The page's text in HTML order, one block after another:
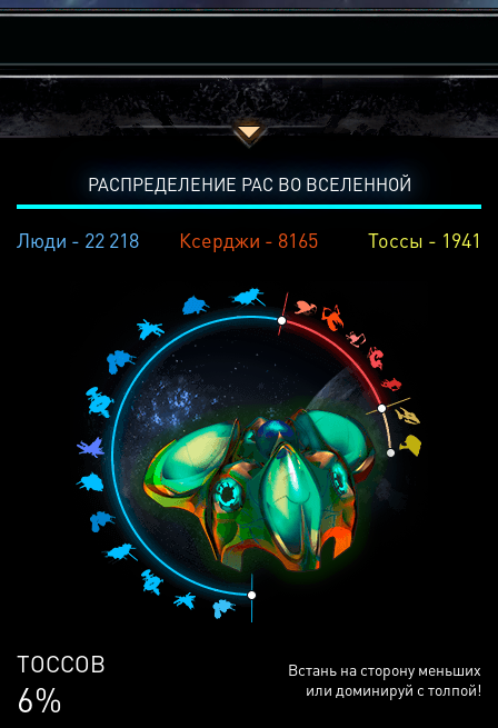
РАСПРЕДЕЛЕНИЕ РАС ВО ВСЕЛЕННОЙ
Люди - 22 218 Ксерджи - 8165 Тоссы - 1941
ЛЮДЕЙ
68%
Встань на сторону меньших
или доминируй с толпой!